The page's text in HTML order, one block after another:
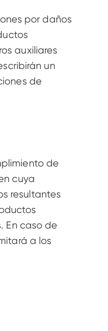
por daños
auxiliares
un
de
de
cuya
resultantes
En caso de
a los